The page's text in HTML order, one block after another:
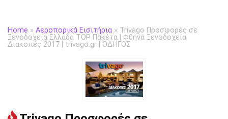
Home » Αεροπορικά Εισιτήρια » Trivago Προσφορές σε
Ξενοδοχεία Ελλάδα ΤOP Πακέτα | Φθηνά Ξενοδοχεία
Διακοπές 2017 | trivago.gr | ΟΔΗΓΟΣ